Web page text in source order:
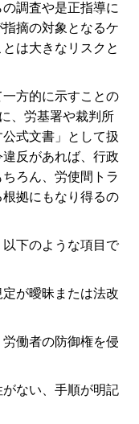
調査や是正指導に
摘の対象となるケ
は大きなリスクと
方的に示すことの
、労基署や裁判所
式文書」として扱
反があれば、行政
ろん、労使間トラ
拠にもなり得るの
下のような項目で
が曖昧または法改
働者の防御権を侵
がない、手順が明記